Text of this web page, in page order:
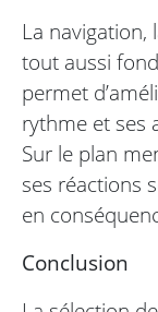
La
tout aussi
permet
rythme et ses
Sur le plan
ses réactions
en
Conclusion